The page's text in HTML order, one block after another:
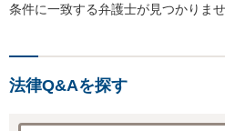
条件に一致する弁護士が見つかりま
法律Q&Aを探す